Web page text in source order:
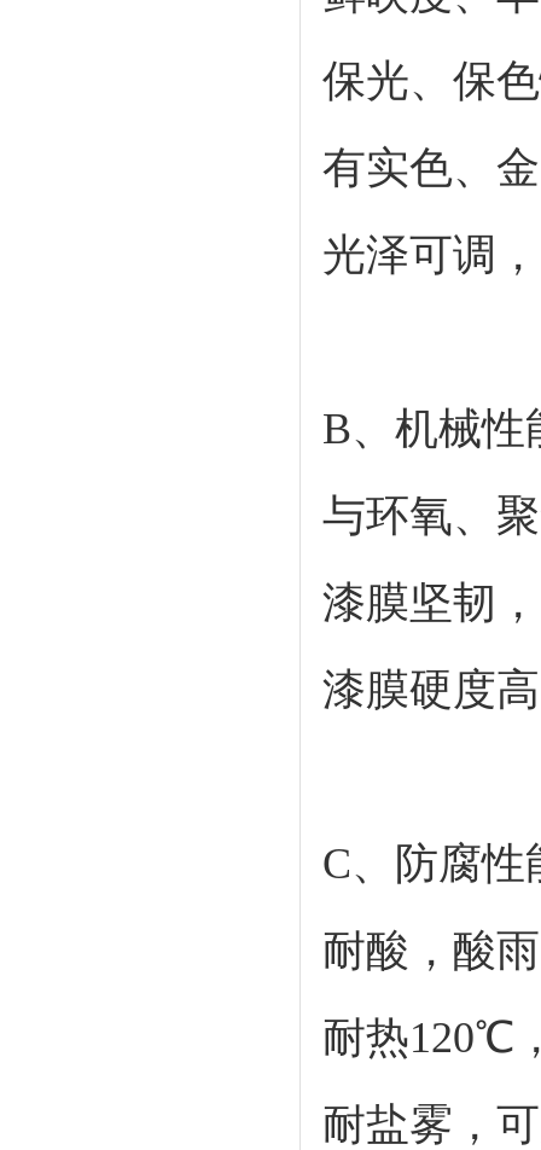
保光、保
有实色、
光泽可调
B、机械性
与环氧、
漆膜坚韧
漆膜硬度
C、防腐性
耐酸，酸
耐热120℃
耐盐雾，